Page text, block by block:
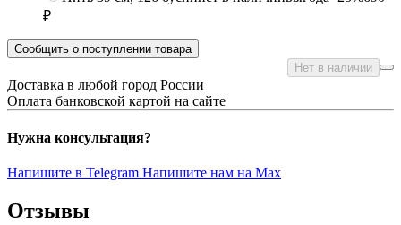
₽
Сообщить о поступлении товара
Нет в наличии
Доставка в любой город России
Оплата банковской картой на сайте
Нужна консультация?
Напишите в Telegram Напишите нам на Max
Отзывы